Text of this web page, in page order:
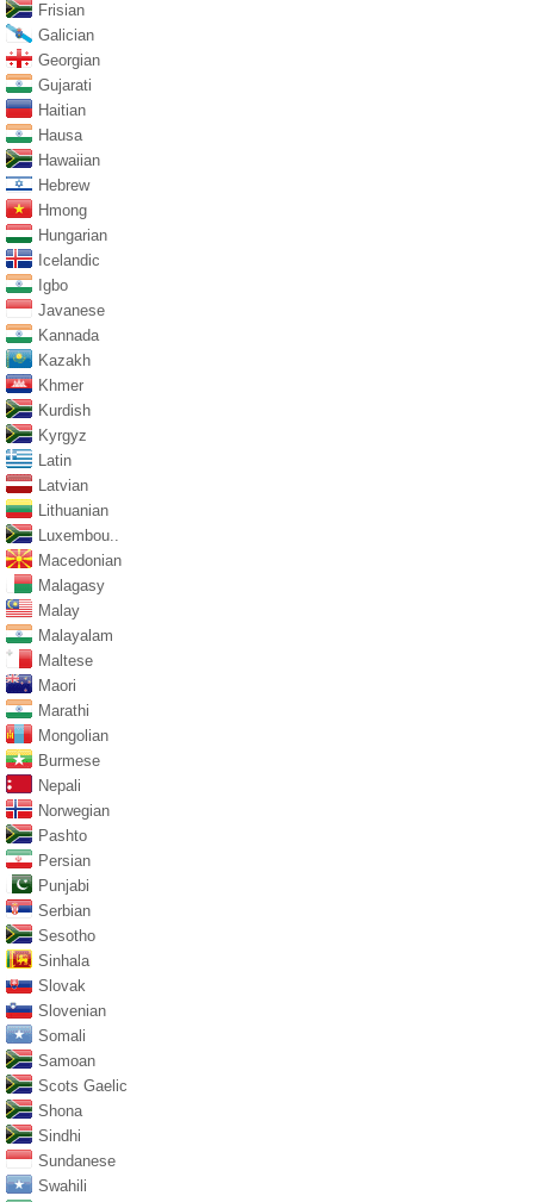
Frisian
Galician
Georgian
Gujarati
Haitian
Hausa
Hawaiian
Hebrew
Hmong
Hungarian
Icelandic
Igbo
Javanese
Kannada
Kazakh
Khmer
Kurdish
Kyrgyz
Latin
Latvian
Lithuanian
Luxembou..
Macedonian
Malagasy
Malay
Malayalam
Maltese
Maori
Marathi
Mongolian
Burmese
Nepali
Norwegian
Pashto
Persian
Punjabi
Serbian
Sesotho
Sinhala
Slovak
Slovenian
Somali
Samoan
Scots Gaelic
Shona
Sindhi
Sundanese
Swahili